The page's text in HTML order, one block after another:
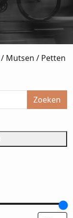
/ Mutsen / Petten
Zoeken